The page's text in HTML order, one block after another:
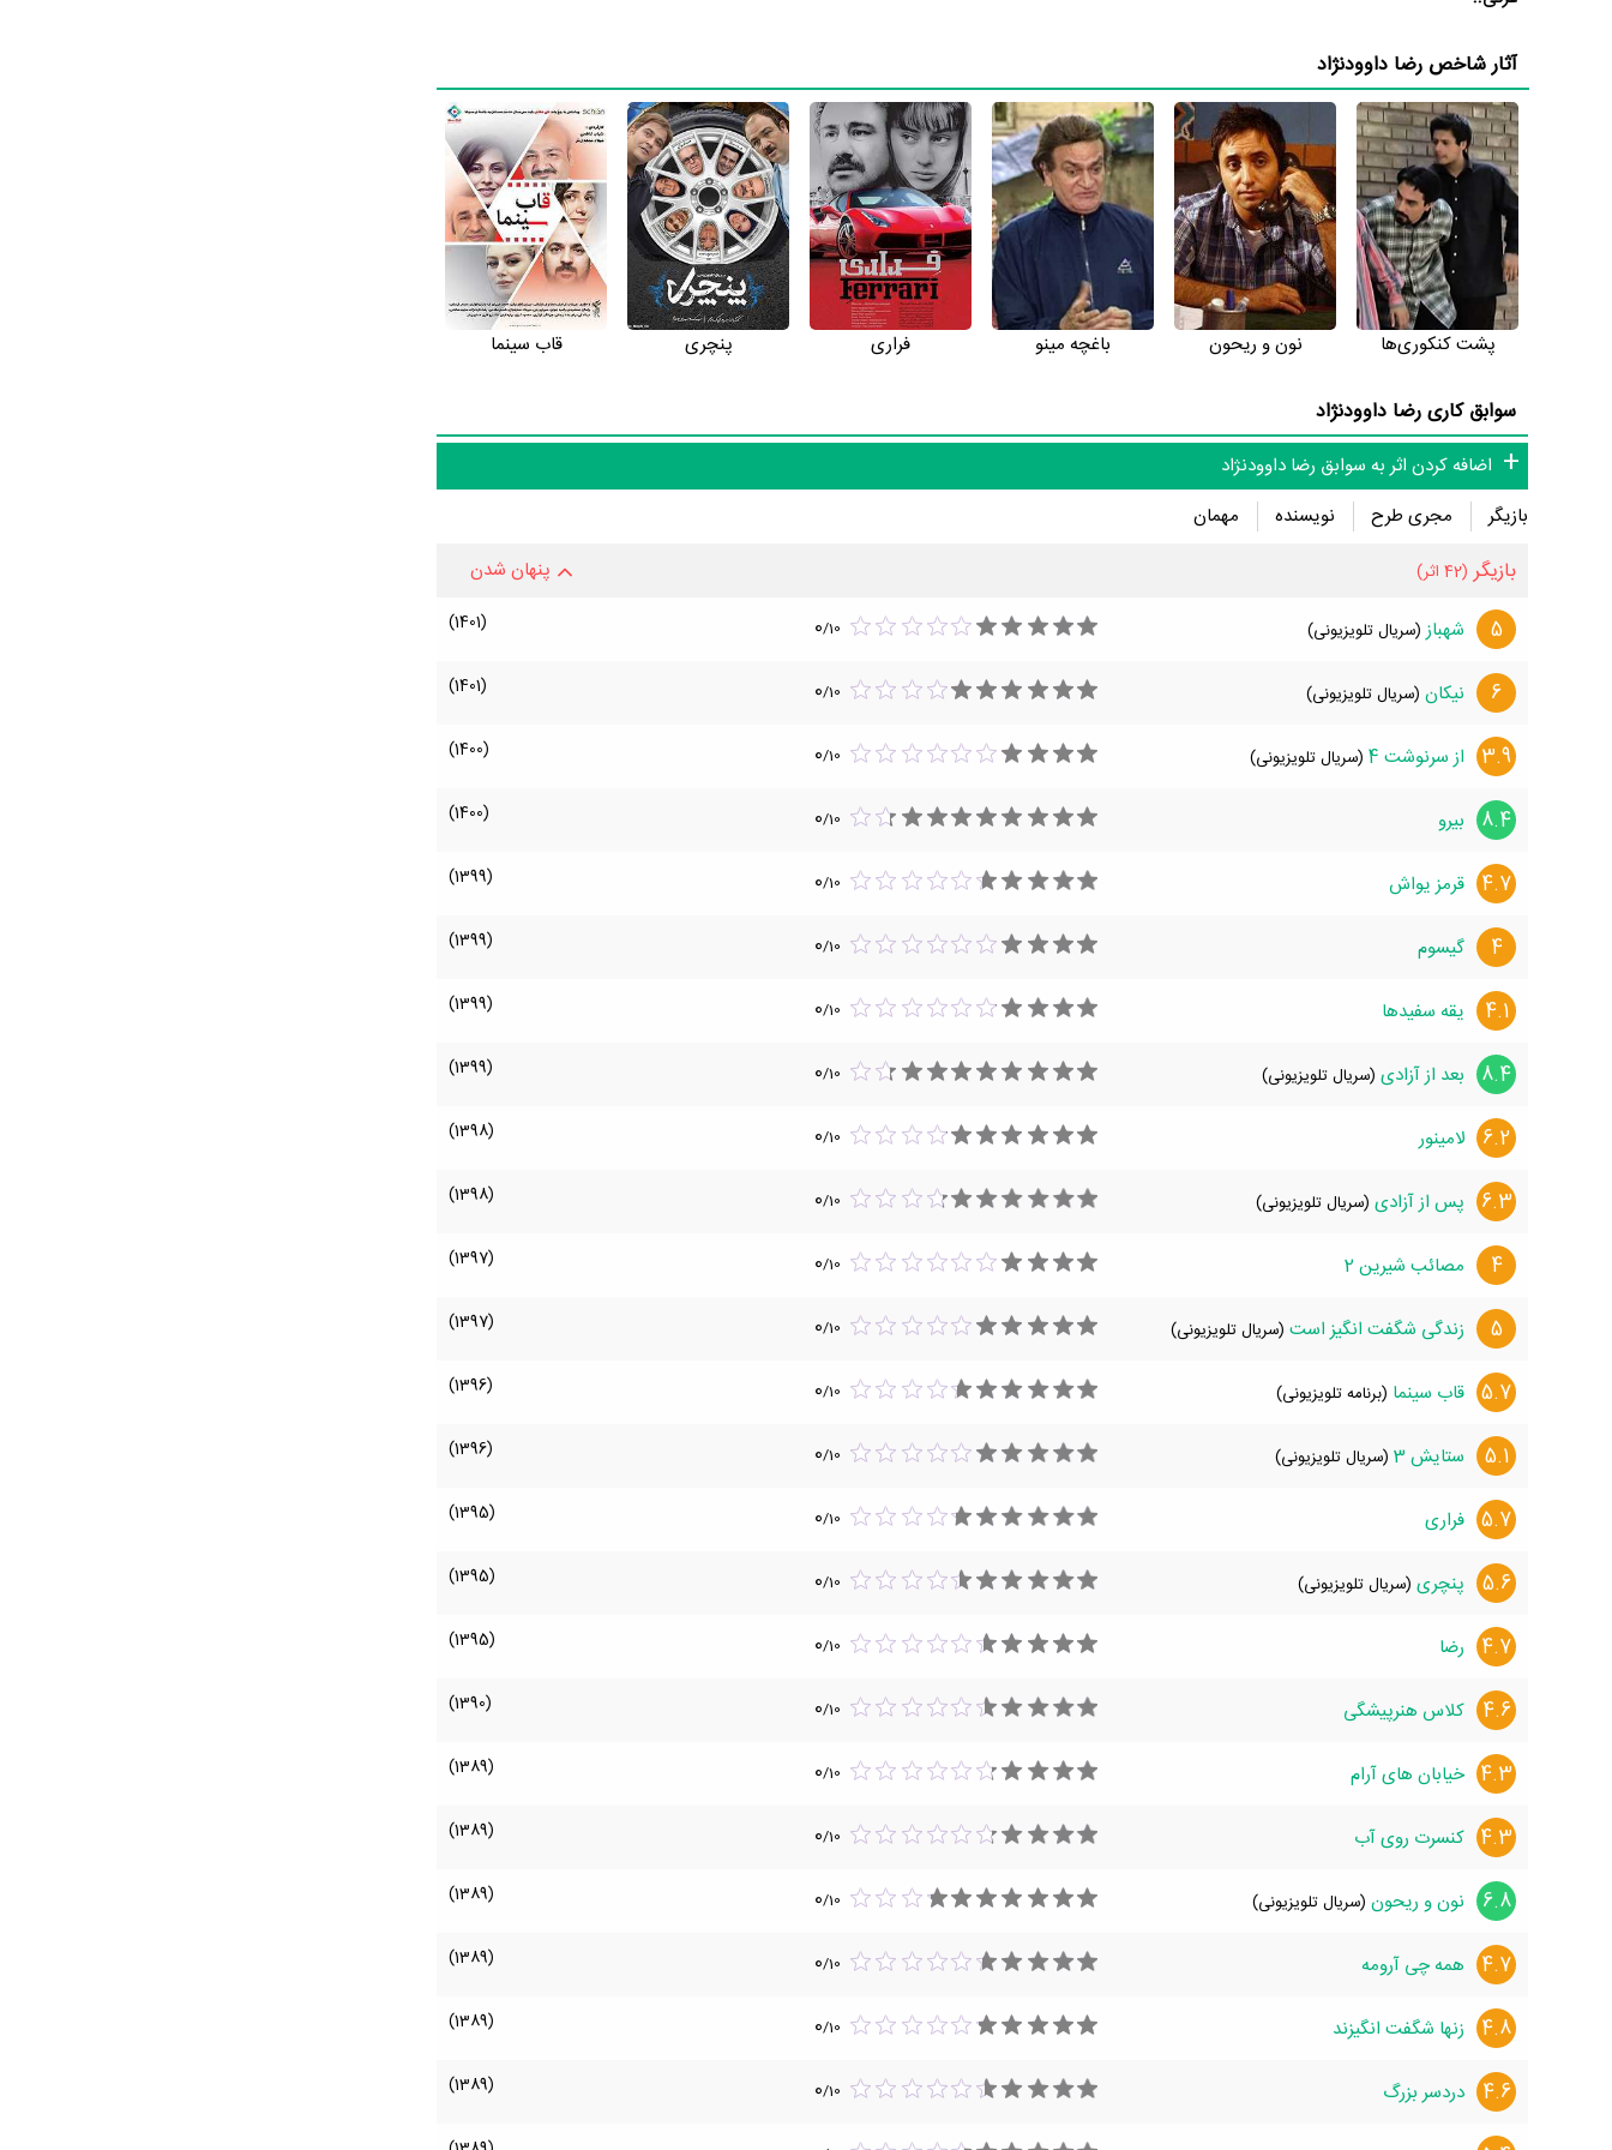
رضا داوودنژاد می‌دانید حتما برای ما ارسال کنید.
آثار شاخص رضا داوودنژاد
پشت کنکوری‌ها نون و ریحون باغچه مینو فراری پنچری قاب سینما
سوابق کاری رضا داوودنژاد
اضافه کردن اثر به سوابق رضا داوودنژاد
بازیگر
مجری طرح نویسنده مهمان
بازیگر (42 اثر) پنهان شدن
5 شهباز (سریال تلویزیونی) 0/10
(1401)
6 نیکان (سریال تلویزیونی) 0/10
(1401)
3.9 از سرنوشت 4 (سریال تلویزیونی) 0/10
(1400)
8.4 بیرو 0/10
(1400)
4.7 قرمز یواش 0/10
(1399)
4 گیسوم 0/10
(1399)
4.1 یقه سفیدها 0/10
(1399)
8.4 بعد از آزادی (سریال تلویزیونی) 0/10
(1399)
6.2 لامینور 0/10
(1398)
6.3 پس از آزادی (سریال تلویزیونی) 0/10
(1398)
4 مصائب شیرین 2 0/10
(1397)
5 زندگی شگفت انگیز است (سریال تلویزیونی) 0/10
(1397)
5.7 قاب سینما (برنامه تلویزیونی) 0/10
(1396)
5.1 ستایش 3 (سریال تلویزیونی) 0/10
(1396)
5.7 فراری 0/10
(1395)
5.6 پنچری (سریال تلویزیونی) 0/10
(1395)
4.7 رضا 0/10
(1395)
4.6 کلاس هنرپیشگی 0/10
(1390)
4.3 خیابان های آرام 0/10
(1389)
4.3 کنسرت روی آب 0/10
(1389)
6.8 نون و ریحون (سریال تلویزیونی) 0/10
(1389)
4.7 همه چی آرومه 0/10
(1389)
4.8 زنها شگفت‌ انگیزند 0/10
(1389)
4.6 دردسر بزرگ 0/10
(1389)